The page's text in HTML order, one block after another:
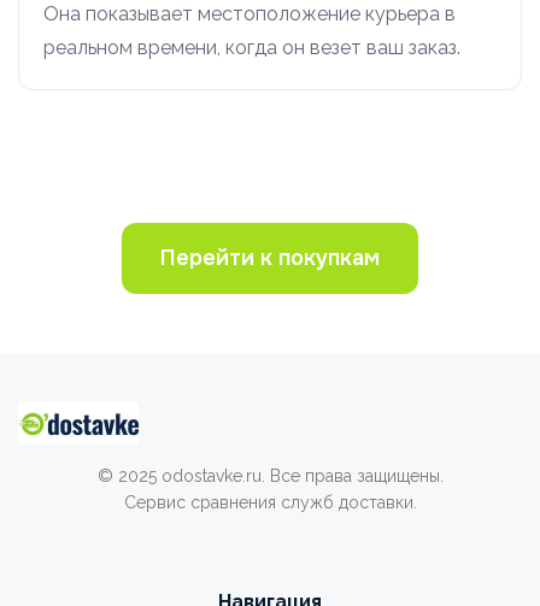
Она показывает местоположение курьера в
реальном времени, когда он везет ваш заказ.
Перейти к покупкам
© 2025 odostavke.ru. Все права защищены.
Сервис сравнения служб доставки.